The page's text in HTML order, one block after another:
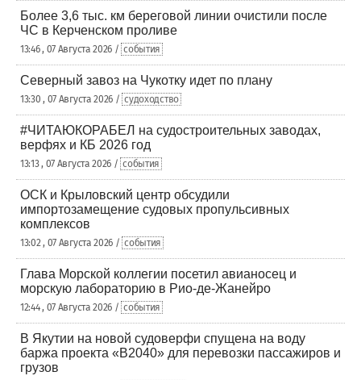
Более 3,6 тыс. км береговой линии очистили после
ЧС в Керченском проливе
13:46 , 07 Августа 2026 / события
Северный завоз на Чукотку идет по плану
13:30 , 07 Августа 2026 / судоходство
#ЧИТАЮКОРАБЕЛ на судостроительных заводах,
верфях и КБ 2026 год
13:13 , 07 Августа 2026 / события
ОСК и Крыловский центр обсудили
импортозамещение судовых пропульсивных
комплексов
13:02 , 07 Августа 2026 / события
Глава Морской коллегии посетил авианосец и
морскую лабораторию в Рио-де-Жанейро
12:44 , 07 Августа 2026 / события
В Якутии на новой судоверфи спущена на воду
баржа проекта «В2040» для перевозки пассажиров и
грузов